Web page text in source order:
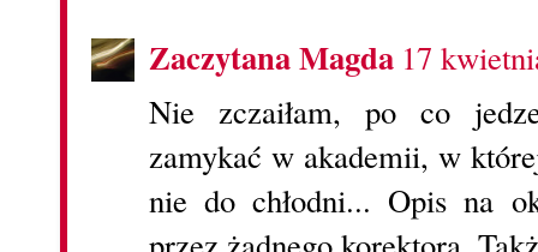
Zaczytana Magda 17
Nie zczaiłam, po co
zamykać w akademii, w
nie do chłodni... Opis na